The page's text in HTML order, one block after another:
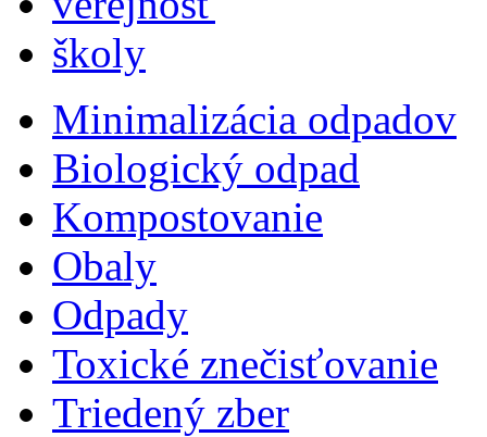
školy
Minimalizácia odpadov
Biologický odpad
Kompostovanie
Obaly
Odpady
Toxické znečisťovanie
Triedený zber